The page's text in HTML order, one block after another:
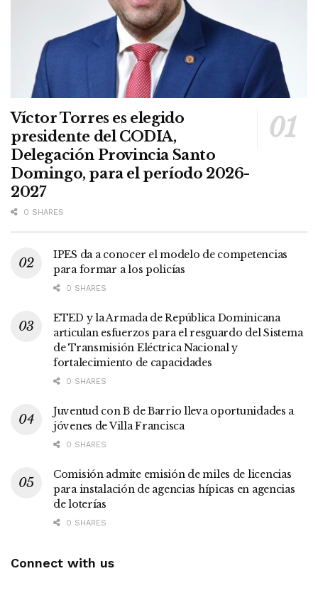
Víctor Torres es elegido
presidente del CODIA,
Delegación Provincia Santo
Domingo, para el período 2026-
2027
0 SHARES
IPES da a conocer el modelo de competencias
para formar a los policías
0 SHARES
ETED y la Armada de República Dominicana
articulan esfuerzos para el resguardo del Sistema
de Transmisión Eléctrica Nacional y
fortalecimiento de capacidades
0 SHARES
Juventud con B de Barrio lleva oportunidades a
jóvenes de Villa Francisca
0 SHARES
Comisión admite emisión de miles de licencias
para instalación de agencias hípicas en agencias
de loterías
0 SHARES
Connect with us